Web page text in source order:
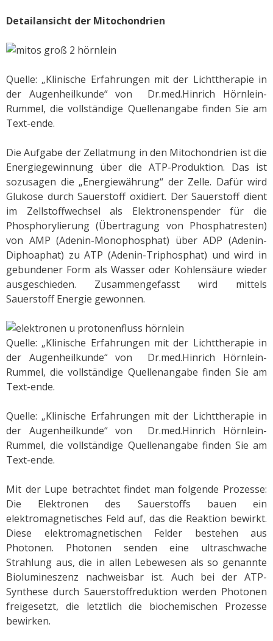
Detailansicht der Mitochondrien
Quelle: „Klinische Erfahrungen mit der Lichttherapie in
der Augenheilkunde“ von Dr.med.Hinrich Hörnlein-
Rummel, die vollständige Quellenangabe finden Sie am
Text-ende.
Die Aufgabe der Zellatmung in den Mitochondrien ist die
Energiegewinnung über die ATP-Produktion. Das ist
sozusagen die „Energiewährung“ der Zelle. Dafür wird
Glukose durch Sauerstoff oxidiert. Der Sauerstoff dient
im Zellstoffwechsel als Elektronenspender für die
Phosphorylierung (Übertragung von Phosphatresten)
von AMP (Adenin-Monophosphat) über ADP (Adenin-
Diphoaphat) zu ATP (Adenin-Triphosphat) und wird in
gebundener Form als Wasser oder Kohlensäure wieder
ausgeschieden. Zusammengefasst wird mittels
Sauerstoff Energie gewonnen.
Quelle: „Klinische Erfahrungen mit der Lichttherapie in
der Augenheilkunde“ von Dr.med.Hinrich Hörnlein-
Rummel, die vollständige Quellenangabe finden Sie am
Text-ende.
Quelle: „Klinische Erfahrungen mit der Lichttherapie in
der Augenheilkunde“ von Dr.med.Hinrich Hörnlein-
Rummel, die vollständige Quellenangabe finden Sie am
Text-ende.
Mit der Lupe betrachtet findet man folgende Prozesse:
Die Elektronen des Sauerstoffs bauen ein
elektromagnetisches Feld auf, das die Reaktion bewirkt.
Diese elektromagnetischen Felder bestehen aus
Photonen. Photonen senden eine ultraschwache
Strahlung aus, die in allen Lebewesen als so genannte
Biolumineszenz nachweisbar ist. Auch bei der ATP-
Synthese durch Sauerstoffreduktion werden Photonen
freigesetzt, die letztlich die biochemischen Prozesse
bewirken.